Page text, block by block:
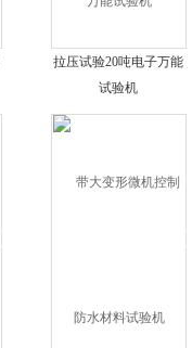
拉压试验20吨电子万能
试验机